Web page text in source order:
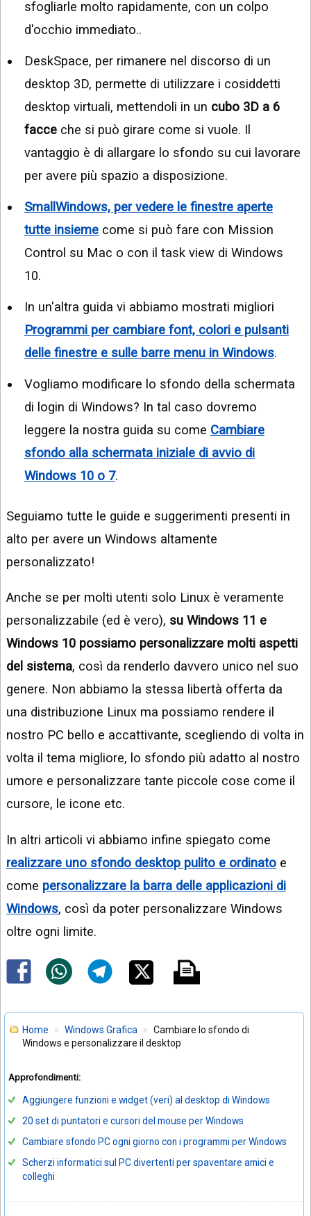
sfogliarle molto rapidamente, con un colpo
d'occhio immediato..
DeskSpace, per rimanere nel discorso di un
desktop 3D, permette di utilizzare i cosiddetti
desktop virtuali, mettendoli in un cubo 3D a 6
facce che si può girare come si vuole. Il
vantaggio è di allargare lo sfondo su cui lavorare
per avere più spazio a disposizione.
SmallWindows, per vedere le finestre aperte
tutte insieme come si può fare con Mission
Control su Mac o con il task view di Windows
10.
In un'altra guida vi abbiamo mostrati migliori
Programmi per cambiare font, colori e pulsanti
delle finestre e sulle barre menu in Windows.
Vogliamo modificare lo sfondo della schermata
di login di Windows? In tal caso dovremo
leggere la nostra guida su come Cambiare
sfondo alla schermata iniziale di avvio di
Windows 10 o 7.
Seguiamo tutte le guide e suggerimenti presenti in
alto per avere un Windows altamente
personalizzato!
Anche se per molti utenti solo Linux è veramente
personalizzabile (ed è vero), su Windows 11 e
Windows 10 possiamo personalizzare molti aspetti
del sistema, così da renderlo davvero unico nel suo
genere. Non abbiamo la stessa libertà offerta da
una distribuzione Linux ma possiamo rendere il
nostro PC bello e accattivante, scegliendo di volta in
volta il tema migliore, lo sfondo più adatto al nostro
umore e personalizzare tante piccole cose come il
cursore, le icone etc.
In altri articoli vi abbiamo infine spiegato come
realizzare uno sfondo desktop pulito e ordinato e
come personalizzare la barra delle applicazioni di
Windows, così da poter personalizzare Windows
oltre ogni limite.
Home Windows Grafica
Cambiare lo sfondo di
Windows e personalizzare il desktop
Approfondimenti:
Aggiungere funzioni e widget (veri) al desktop di Windows
20 set di puntatori e cursori del mouse per Windows
Cambiare sfondo PC ogni giorno con i programmi per Windows
Scherzi informatici sul PC divertenti per spaventare amici e
colleghi